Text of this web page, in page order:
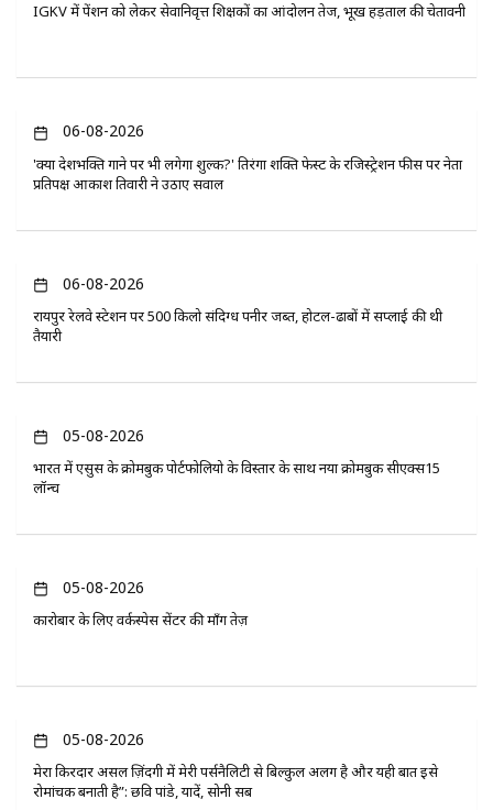
IGKV में पेंशन को लेकर सेवानिवृत्त शिक्षकों का आंदोलन तेज, भूख हड़ताल की चेतावनी
06-08-2026
'क्या देशभक्ति गाने पर भी लगेगा शुल्क?' तिरंगा शक्ति फेस्ट के रजिस्ट्रेशन फीस पर नेता
प्रतिपक्ष आकाश तिवारी ने उठाए सवाल
06-08-2026
रायपुर रेलवे स्टेशन पर 500 किलो संदिग्ध पनीर जब्त, होटल-ढाबों में सप्लाई की थी
तैयारी
05-08-2026
भारत में एसुस के क्रोमबुक पोर्टफोलियो के विस्तार के साथ नया क्रोमबुक सीएक्स15
लॉन्च
05-08-2026
कारोबार के लिए वर्कस्पेस सेंटर की माँग तेज़
05-08-2026
मेरा किरदार असल ज़िंदगी में मेरी पर्सनैलिटी से बिल्कुल अलग है और यही बात इसे
रोमांचक बनाती है”: छवि पांडे, यादें, सोनी सब